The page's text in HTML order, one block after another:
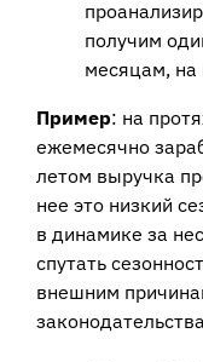
получим
месяцам, на
Пример: на
ежемесячно
летом выручка
нее это низкий
в динамике за
спутать
внешним